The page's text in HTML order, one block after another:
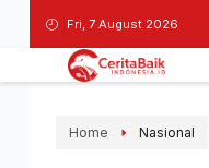
Fri, 7 August 2026
Home Nasional